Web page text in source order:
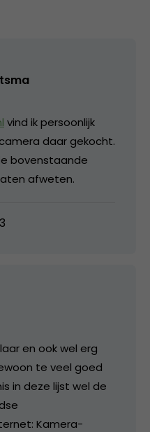
vind ik persoonlijk
daar gekocht.
bovenstaande
afweten.
en ook wel erg
te veel goed
in deze lijst wel de
Kamera-